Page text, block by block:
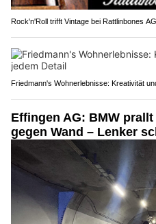
Rock'n'Roll trifft Vintage bei Rattlinbones
Friedmann's Wohnerlebnisse: Kreativität
Effingen AG: BMW
gegen Wand – Lenker